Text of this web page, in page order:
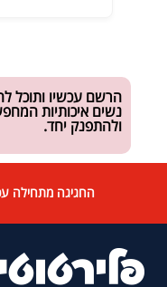
הרשם עכשיו ותוכל
נשים איכותיות
ולהתפנק יחד.
החגיגה מתחילה